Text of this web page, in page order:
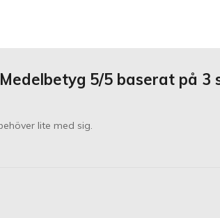
Medelbetyg 5/5 baserat på 3
lite med sig.